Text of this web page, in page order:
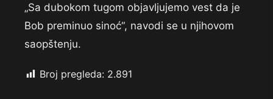
„Sa dubokom tugom objavljujemo vest da je
Bob preminuo sinoć“, navodi se u njihovom
saopštenju.
Broj pregleda: 2.891